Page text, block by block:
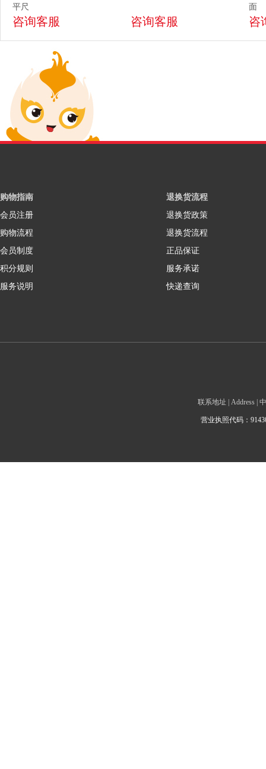
平尺
咨询客服 咨询客服
面
咨
购物指南
会员注册
购物流程
会员制度
积分规则
服务说明
退换货流程
退换货政策
退换货流程
正品保证
服务承诺
快递查询
联系地址 | Address |
营业执照代码：